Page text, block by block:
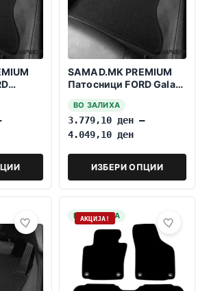
SAMAD.MK PREMIUM
Патосници FORD Galaxy
ВО ЗАЛИХА
3.779,10 ден –
4.049,10 ден
ИЗБЕРИ ОПЦИИ
НА ЗАЛИХА
АКЦИЈА!